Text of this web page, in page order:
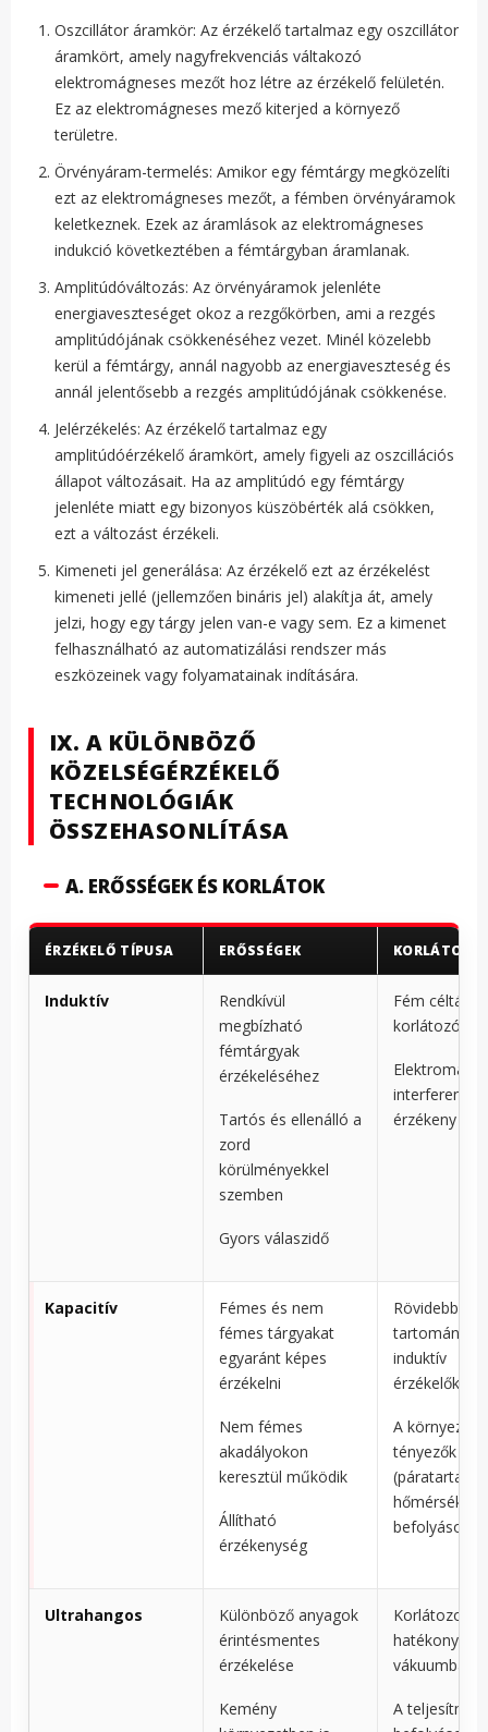
Oszcillátor áramkör: Az érzékelő tartalmaz egy oszcillátor
áramkört, amely nagyfrekvenciás váltakozó
elektromágneses mezőt hoz létre az érzékelő felületén.
Ez az elektromágneses mező kiterjed a környező
területre.
Örvényáram-termelés: Amikor egy fémtárgy megközelíti
ezt az elektromágneses mezőt, a fémben örvényáramok
keletkeznek. Ezek az áramlások az elektromágneses
indukció következtében a fémtárgyban áramlanak.
Amplitúdóváltozás: Az örvényáramok jelenléte
energiaveszteséget okoz a rezgőkörben, ami a rezgés
amplitúdójának csökkenéséhez vezet. Minél közelebb
kerül a fémtárgy, annál nagyobb az energiaveszteség és
annál jelentősebb a rezgés amplitúdójának csökkenése.
Jelérzékelés: Az érzékelő tartalmaz egy
amplitúdóérzékelő áramkört, amely figyeli az oszcillációs
állapot változásait. Ha az amplitúdó egy fémtárgy
jelenléte miatt egy bizonyos küszöbérték alá csökken,
ezt a változást érzékeli.
Kimeneti jel generálása: Az érzékelő ezt az érzékelést
kimeneti jellé (jellemzően bináris jel) alakítja át, amely
jelzi, hogy egy tárgy jelen van-e vagy sem. Ez a kimenet
felhasználható az automatizálási rendszer más
eszközeinek vagy folyamatainak indítására.
IX. A KÜLÖNBÖZŐ
KÖZELSÉGÉRZÉKELŐ
TECHNOLÓGIÁK
ÖSSZEHASONLÍTÁSA
A. ERŐSSÉGEK ÉS KORLÁTOK
ÉRZÉKELŐ TÍPUSA ERŐSSÉGEK
Induktív
Rendkívül
megbízható
fémtárgyak
érzékeléséhez
Tartós és ellenálló a
zord
körülményekkel
szemben
Gyors válaszidő
Fém
korlátozódik
érzékeny
Kapacitív
Fémes és nem
fémes tárgyakat
egyaránt képes
érzékelni
Nem fémes
akadályokon
keresztül működik
Állítható
érzékenység
Rövidebb
tartomány az
induktív
A környezeti
tényezők
hőmérséklet)
Ultrahangos
Különböző anyagok
érintésmentes
érzékelése
Kemény
Korlátozott
hatékonyság
vákuumban
A